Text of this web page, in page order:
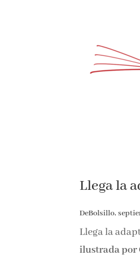
Llega la
DeBolsillo,
Llega la
ilustrada por